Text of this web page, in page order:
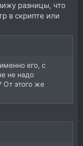
разницы, что
в скрипте или
его, с
не надо
От этого же